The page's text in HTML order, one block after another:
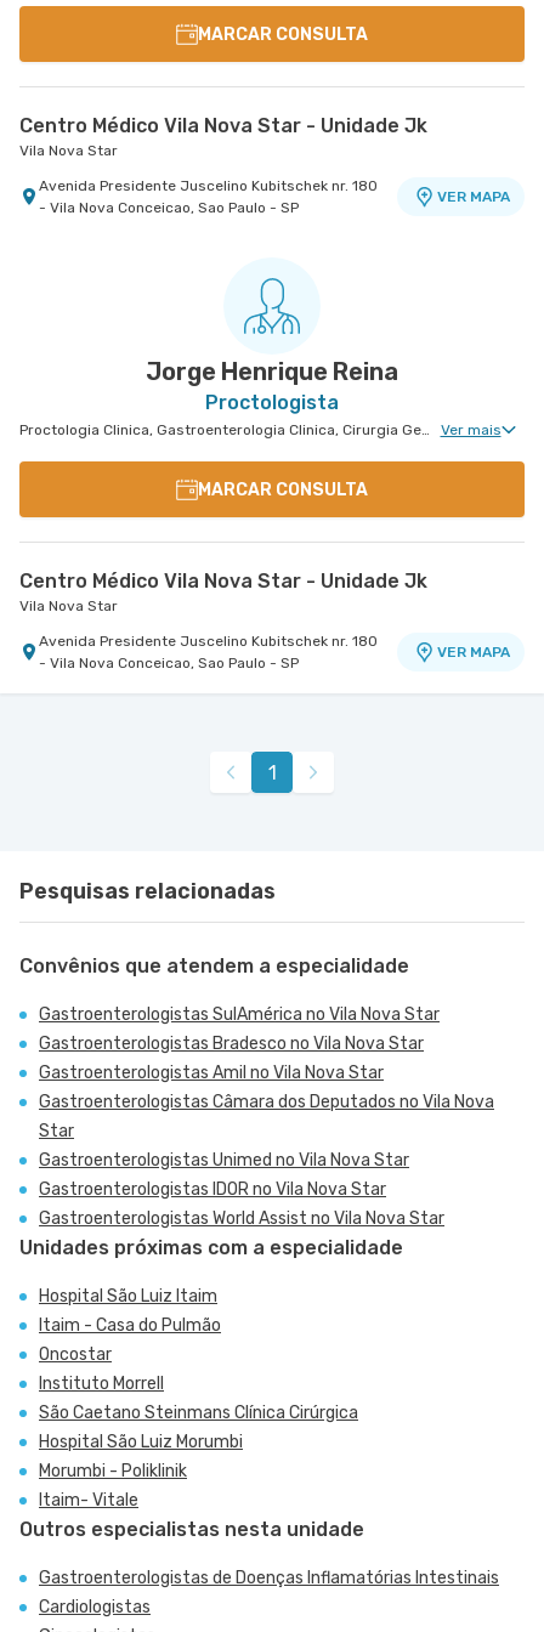
MARCAR CONSULTA
Centro Médico Vila Nova Star - Unidade Jk
Vila Nova Star
Avenida Presidente Juscelino Kubitschek nr. 180
- Vila Nova Conceicao, Sao Paulo - SP
VER MAPA
Jorge Henrique Reina
Proctologista
Proctologia Clinica, Gastroenterologia Clinica, Cirurgia Geral, Cirurgia Bariátrica, Cirurgia do Aparelho Digestivo, Cirurgia Robótica do Aparelho Digestivo, Cirurgia Oncológica do Aparelho Digestivo Ver mais
MARCAR CONSULTA
Centro Médico Vila Nova Star - Unidade Jk
Vila Nova Star
Avenida Presidente Juscelino Kubitschek nr. 180
- Vila Nova Conceicao, Sao Paulo - SP
VER MAPA
1
Pesquisas relacionadas
Convênios que atendem a especialidade
Gastroenterologistas SulAmérica no Vila Nova Star
Gastroenterologistas Bradesco no Vila Nova Star
Gastroenterologistas Amil no Vila Nova Star
Gastroenterologistas Câmara dos Deputados no Vila Nova
Star
Gastroenterologistas Unimed no Vila Nova Star
Gastroenterologistas IDOR no Vila Nova Star
Gastroenterologistas World Assist no Vila Nova Star
Unidades próximas com a especialidade
Hospital São Luiz Itaim
Itaim - Casa do Pulmão
Oncostar
Instituto Morrell
São Caetano Steinmans Clínica Cirúrgica
Hospital São Luiz Morumbi
Morumbi - Poliklinik
Itaim- Vitale
Outros especialistas nesta unidade
Gastroenterologistas de Doenças Inflamatórias Intestinais
Cardiologistas